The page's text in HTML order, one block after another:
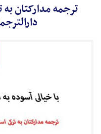
ترجمه مدارکتان به